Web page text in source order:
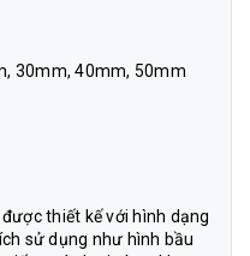
30mm, 40mm, 50mm
thiết kế với hình dạng
sử dụng như hình bầu